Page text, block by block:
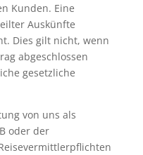
Kunden. Eine
Auskünfte
Dies gilt nicht, wenn
abgeschlossen
gesetzliche
von uns als
oder der